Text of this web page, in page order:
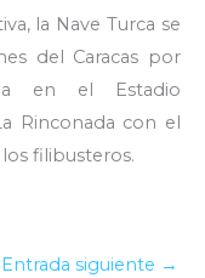
la Nave Turca se
del Caracas por
en el Estadio
Rinconada con el
filibusteros.
Entrada siguiente →